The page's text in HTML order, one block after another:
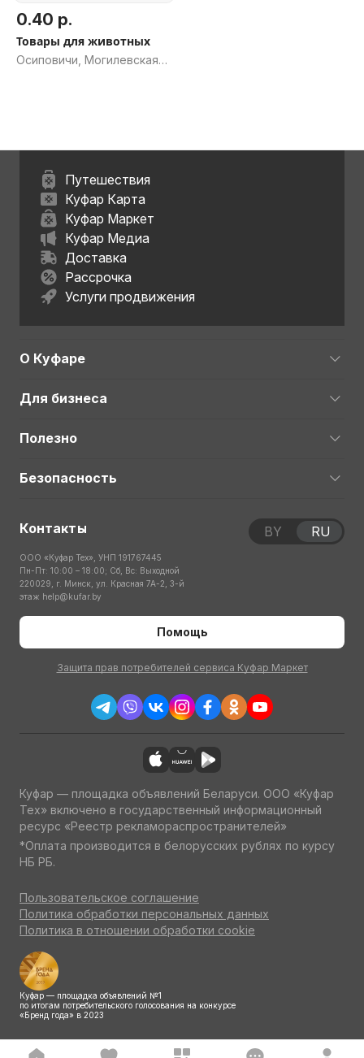
0.40 р.
Товары для животных
Осиповичи, Могилевская
Путешествия
Куфар Карта
Куфар Маркет
Куфар Медиа
Доставка
Рассрочка
Услуги продвижения
О Куфаре
Для бизнеса
Полезно
Безопасность
Контакты
ООО «Куфар Тех», УНП 191767445
Пн-Пт: 10:00 – 18:00; Сб, Вс: Выходной
220029, г. Минск, ул. Красная 7А-2, 3-й
этаж help@kufar.by
Помощь
Защита прав потребителей сервиса Куфар Маркет
BY RU
Куфар — площадка объявлений Беларуси. ООО «Куфар
Тех» включено в государственный информационный
ресурс «Реестр рекламораспространителей»
*Оплата производится в белорусских рублях по курсу
НБ РБ.
Пользовательское соглашение
Политика обработки персональных данных
Политика в отношении обработки cookie
Куфар — площадка объявлений №1
по итогам потребительского голосования на конкурсе
«Бренд года» в 2023